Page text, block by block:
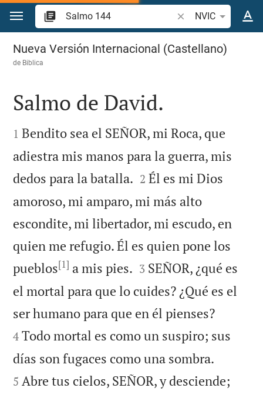
Ir a un contenido
Buscar versículo
NVIC
Salmo 144
Nueva Versión Internacional (Castellano)
de Biblica

Salmo de David.

1 Bendito sea el SEÑOR, mi Roca, que
adiestra mis manos para la guerra, mis
dedos para la batalla. 

2 Él es mi Dios
amoroso, mi amparo, mi más alto
escondite, mi libertador, mi escudo, en
quien me refugio. Él es quien pone los
pueblos[1] a mis pies. 

3 SEÑOR, ¿qué es
el mortal para que lo cuides? ¿Qué es el
ser humano para que en él pienses?
4 Todo mortal es como un suspiro; sus
días son fugaces como una sombra.
5 Abre tus cielos, SEÑOR, y desciende;